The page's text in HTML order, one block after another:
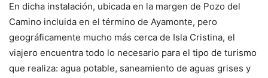
En dicha instalación, ubicada en la margen de Pozo del
Camino incluida en el término de Ayamonte, pero
geográficamente mucho más cerca de Isla Cristina, el
viajero encuentra todo lo necesario para el tipo de turismo
que realiza: agua potable, saneamiento de aguas grises y